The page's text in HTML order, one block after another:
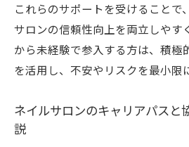
これらのサポートを受けることで
サロンの信頼性向上を両立しやす
から未経験で参入する方は、積極
を活用し、不安やリスクを最小限
ネイルサロンのキャリアパスと
説